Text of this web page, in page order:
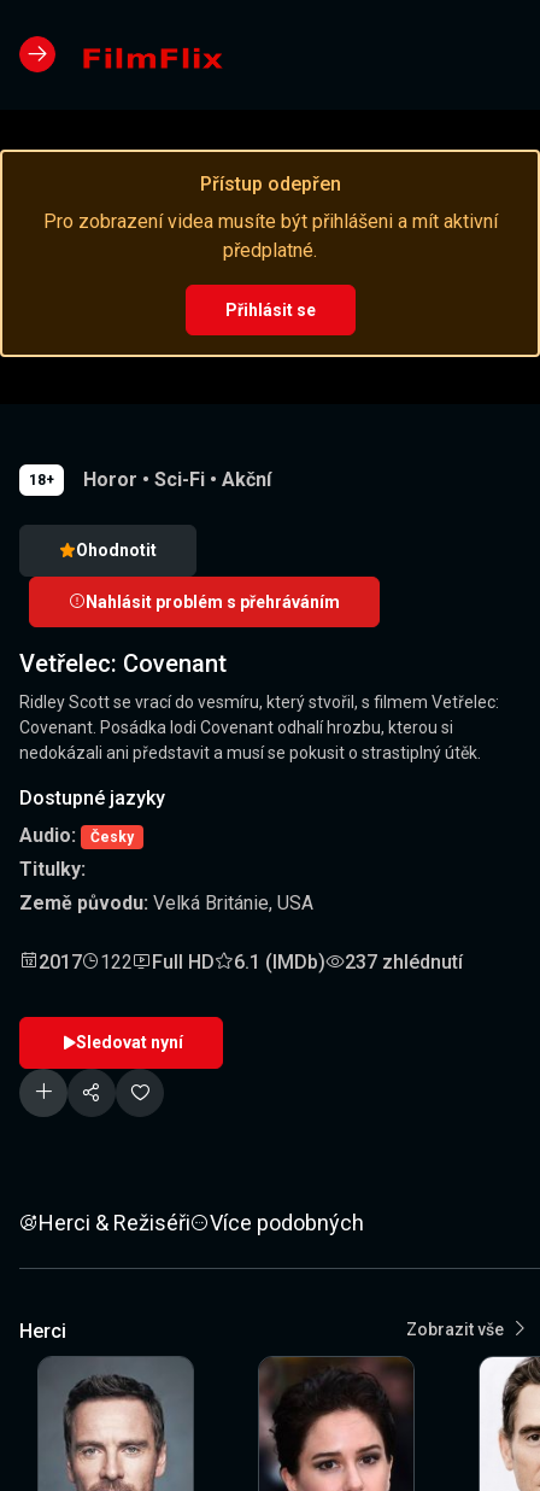
Přístup odepřen
Pro zobrazení videa musíte být přihlášeni a mít aktivní
předplatné.
Přihlásit se
18+ Horor • Sci-Fi • Akční
Ohodnotit
Nahlásit problém s přehráváním
Vetřelec: Covenant
Ridley Scott se vrací do vesmíru, který stvořil, s filmem Vetřelec:
Covenant. Posádka lodi Covenant odhalí hrozbu, kterou si
nedokázali ani představit a musí se pokusit o strastiplný útěk.
Dostupné jazyky
Audio:
Česky
Titulky:
Země původu: Velká Británie, USA
2017 122 Full HD 6.1 (IMDb) 237 zhlédnutí
Sledovat nyní
Herci & Režiséři Více podobných
Herci Zobrazit vše